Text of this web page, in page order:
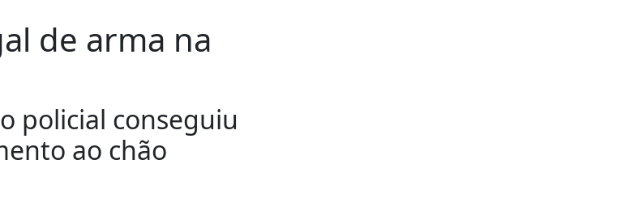
de arma na
policial conseguiu
ao chão